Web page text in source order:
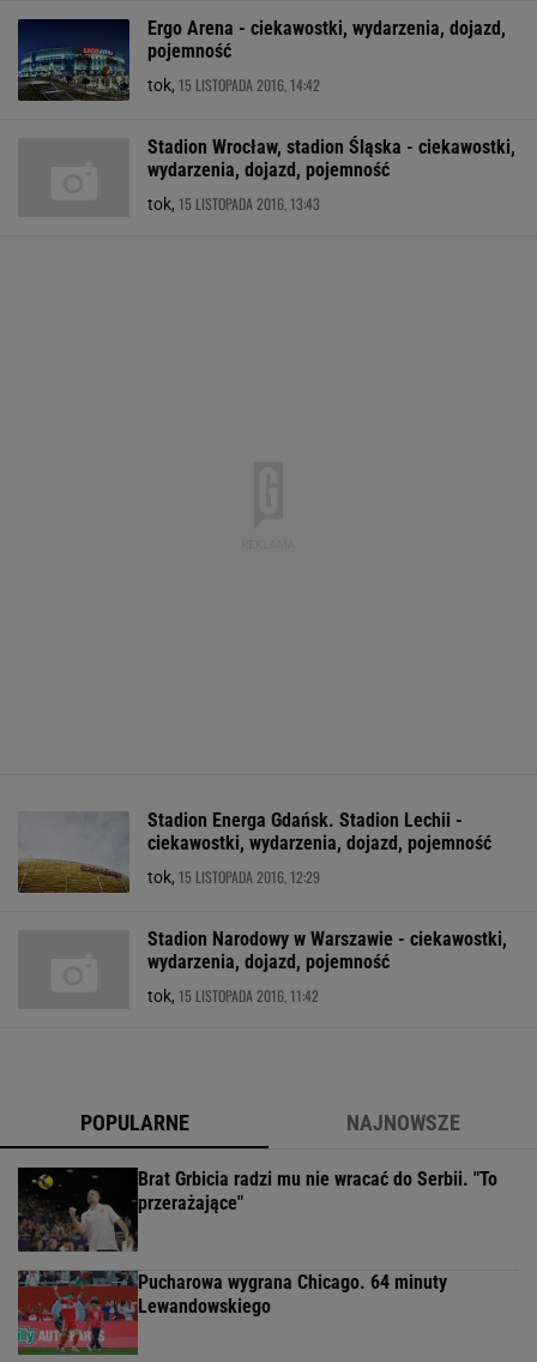
Ergo Arena - ciekawostki, wydarzenia, dojazd,
pojemność
tok, 15 LISTOPADA 2016, 14:42
Stadion Wrocław, stadion Śląska - ciekawostki,
wydarzenia, dojazd, pojemność
tok, 15 LISTOPADA 2016, 13:43
Stadion Energa Gdańsk. Stadion Lechii -
ciekawostki, wydarzenia, dojazd, pojemność
tok, 15 LISTOPADA 2016, 12:29
Stadion Narodowy w Warszawie - ciekawostki,
wydarzenia, dojazd, pojemność
tok, 15 LISTOPADA 2016, 11:42
POPULARNE NAJNOWSZE
Brat Grbicia radzi mu nie wracać do Serbii. "To
przerażające"
Pucharowa wygrana Chicago. 64 minuty
Lewandowskiego